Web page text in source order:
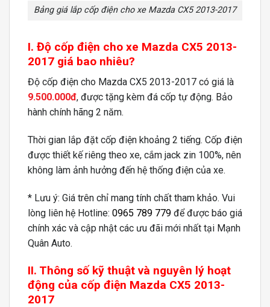
Bảng giá lắp cốp điện cho xe Mazda CX5 2013-2017
I. Độ cốp điện cho xe Mazda CX5 2013-
2017 giá bao nhiêu?
Độ cốp điện cho Mazda CX5 2013-2017 có giá là
9.500.000đ, được tặng kèm đá cốp tự động. Bảo
hành chính hãng 2 năm.
Thời gian lắp đặt cốp điện khoảng 2 tiếng. Cốp điện
được thiết kế riêng theo xe, cắm jack zin 100%, nên
không làm ảnh hưởng đến hệ thống điện của xe.
* Lưu ý: Giá trên chỉ mang tính chất tham khảo. Vui
lòng liên hệ Hotline: 0965 789 779 để được báo giá
chính xác và cập nhật các ưu đãi mới nhất tại Mạnh
Quân Auto.
II. Thông số kỹ thuật và nguyên lý hoạt
động của cốp điện Mazda CX5 2013-
2017